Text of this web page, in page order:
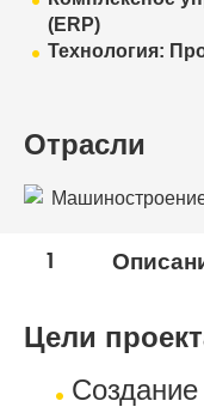
(ERP)
Технология:
Отрасли
1
Цели